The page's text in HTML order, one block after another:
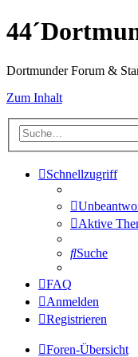
Dortmunder Forum &
Zum Inhalt
Schnellzugriff
Aktive
Suche
FAQ
Anmelden
Registrieren
Foren-Übersicht